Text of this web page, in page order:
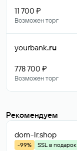
11 700 ₽
Возможен торг
yourbank.ru
778 700 ₽
Возможен торг
Рекомендуем
dom-lr.shop
-99%
SSL в подарок